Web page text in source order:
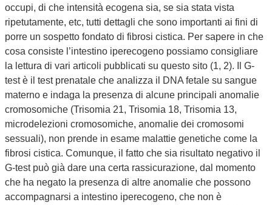
occupi, di che intensità ecogena sia, se sia stata vista
ripetutamente, etc, tutti dettagli che sono importanti ai fini di
porre un sospetto fondato di fibrosi cistica. Per sapere in che
cosa consiste l’intestino iperecogeno possiamo consigliare
la lettura di vari articoli pubblicati su questo sito (1, 2). Il G-
test è il test prenatale che analizza il DNA fetale su sangue
materno e indaga la presenza di alcune principali anomalie
cromosomiche (Trisomia 21, Trisomia 18, Trisomia 13,
microdelezioni cromosomiche, anomalie dei cromosomi
sessuali), non prende in esame malattie genetiche come la
fibrosi cistica. Comunque, il fatto che sia risultato negativo il
G-test può già dare una certa rassicurazione, dal momento
che ha negato la presenza di altre anomalie che possono
accompagnarsi a intestino iperecogeno, che non è